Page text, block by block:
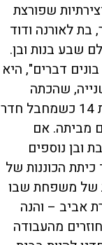
קרקע היצירתיות שפורצת
בת לאורנה ודוד
שבע בנות ובן.
דברים", היא
שהכתה
קשות ביישוב הפסטורלי. שקד הייתה בת 14 כשמחבל חדר
מביתה. אם
ובן נוספים
הכוננות של
של משפחת שבו
אביב – והנה
מהעבודה